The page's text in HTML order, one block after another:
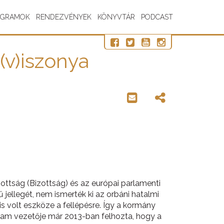
RENDEZVÉNYEK KÖNYVTÁR PODCAST
(Bizottság) és az európai parlamenti
nem ismerték ki az orbáni hatalmi
volt eszköze a fellépésre. Így a kormány
vezetője már 2013-ban felhozta, hogy a